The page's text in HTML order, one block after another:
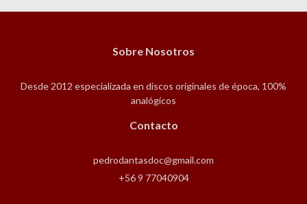
Sobre Nosotros
Desde 2012 especializada en discos originales de época, 100%
analógicos
Contacto
pedrodantasdoc@gmail.com
+56 9 77040904